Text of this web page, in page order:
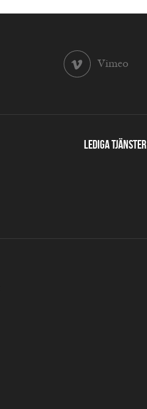
Vimeo
Lediga tjänster